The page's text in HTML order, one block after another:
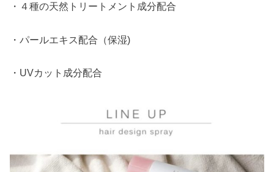
・４種の天然トリートメント成分配合
・パールエキス配合（保湿)
・UVカット成分配合